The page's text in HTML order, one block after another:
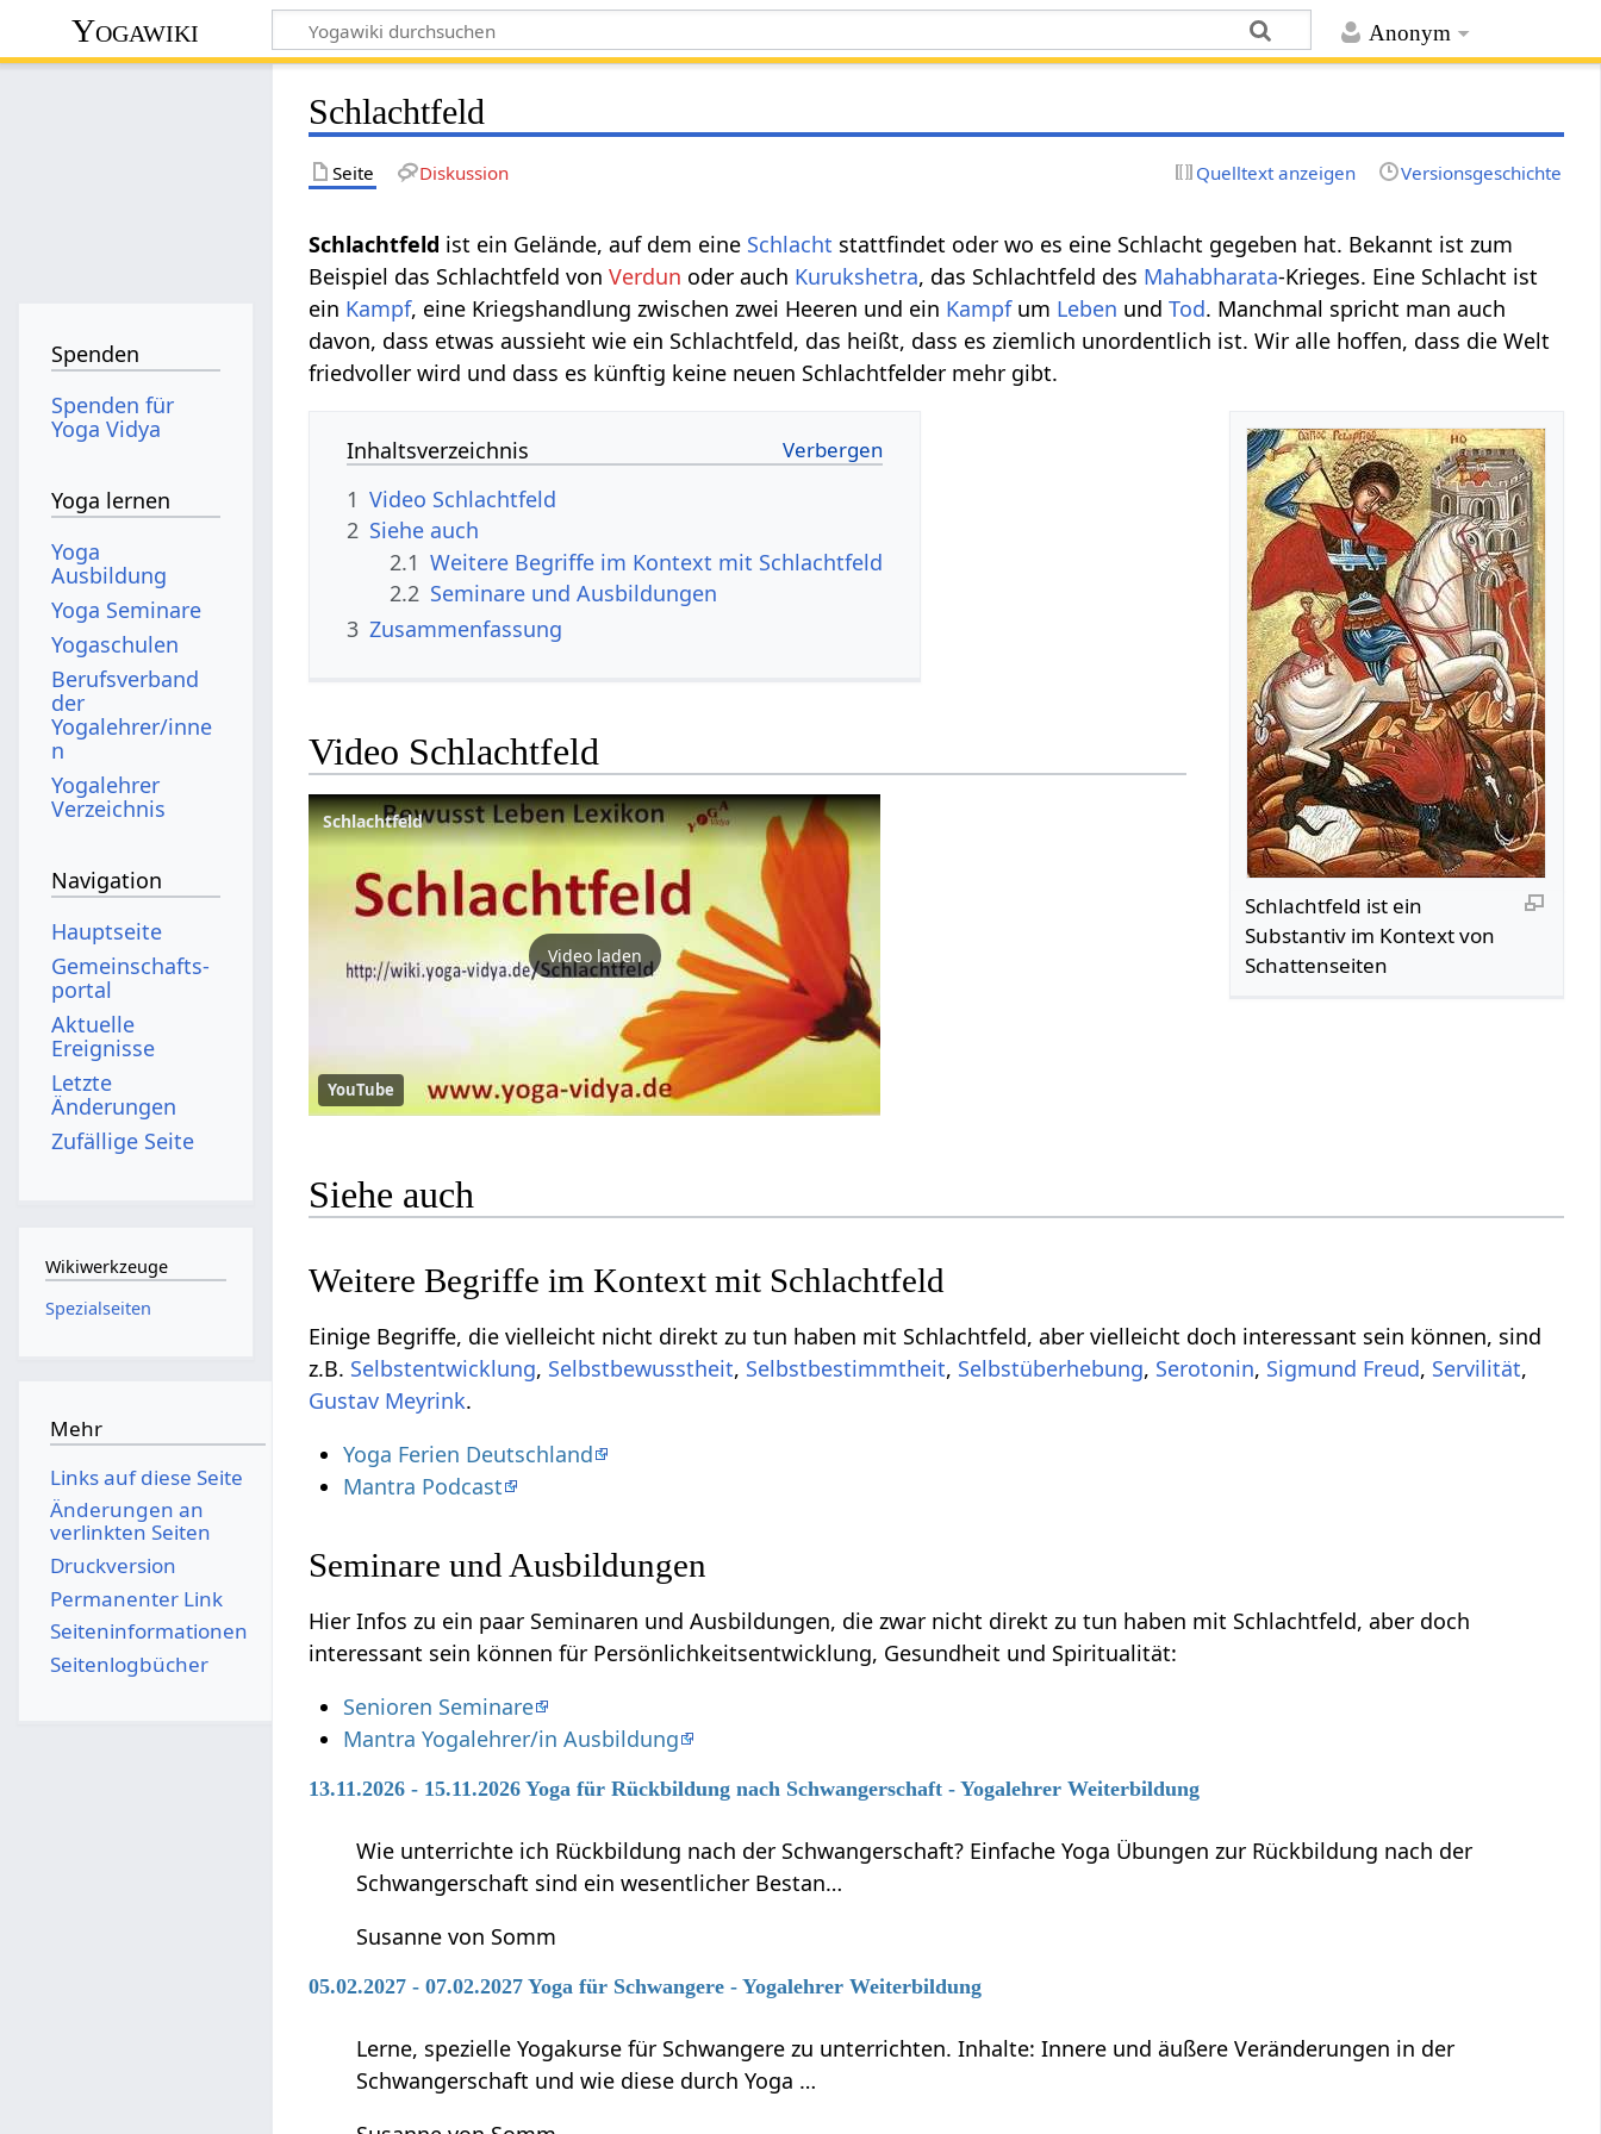
Anonym
Yogawiki
Schlachtfeld
Seite Diskussion Quelltext anzeigen Versionsgeschichte
ist ein Gelände, auf dem eine Schlacht stattfindet oder wo es eine Schlacht gegeben hat. Bekannt ist zum
Beispiel das Schlachtfeld vonVerdun oder auch Kurukshetra, das Schlachtfeld des Mahabharata-Krieges. Eine Schlacht ist
ein Kampf, eine Kriegshandlung zwischen zwei Heeren und ein Kampfum Leben undTod. Manchmal spricht man auch
davon, dass etwas aussieht wie ein Schlachtfeld, das heißt, dass es ziemlich unordentlich ist. Wir alle hoffen, dass die Welt
friedvoller wird und dass es künftig keine neuen Schlachtfelder mehr gibt.
Schlachtfeld‏‎ ist ein
Substantiv im Kontext von
Schattenseiten
Inhaltsverzeichnis
1 Video Schlachtfeld
2 Siehe auch
2.1
2.2 Seminare und Ausbildungen
3 Zusammenfassung
Video Schlachtfeld
Schlachtfeld
Video laden
YouTube
Siehe auch
Einige Begriffe, die vielleicht nicht direkt zu tun haben mit Schlachtfeld‏‎, aber vielleicht doch interessant sein können, sind
z.B.
, , , , , ,
,
Gustav Meyrink.
Yoga Ferien Deutschland
Mantra Podcast
Seminare und Ausbildungen
Hier Infos zu ein paar Seminaren und Ausbildungen, die zwar nicht direkt zu tun haben mit Schlachtfeld‏‎, aber doch
interessant sein können für Persönlichkeitsentwicklung, Gesundheit und Spiritualität:
Senioren Seminare
Mantra Yogalehrer/in Ausbildung
13.11.2026 - 15.11.2026 Yoga für Rückbildung nach Schwangerschaft - Yogalehrer Weiterbildung
Wie unterrichte ich Rückbildung nach der Schwangerschaft? Einfache Yoga Übungen zur Rückbildung nach der
Schwangerschaft sind ein wesentlicher Bestan…
Susanne von Somm
05.02.2027 - 07.02.2027 Yoga für Schwangere - Yogalehrer Weiterbildung
Lerne, spezielle Yogakurse für Schwangere zu unterrichten. Inhalte: Innere und äußere Veränderungen in der
Schwangerschaft und wie diese durch Yoga …
Spenden
Spenden für
Yoga Vidya
Yoga lernen
Yoga
Ausbildung
Yoga Seminare
Yogaschulen
Berufsverband
der
Yogalehrer/inne
n
Yogalehrer
Verzeichnis
Navigation
Hauptseite
Gemeinschafts­
portal
Aktuelle
Ereignisse
Letzte
Änderungen
Zufällige Seite
Wikiwerkzeuge
Spezialseiten
Mehr
Links auf diese Seite
Änderungen an
verlinkten Seiten
Druckversion
Permanenter Link
Seiten­­informationen
Seitenlogbücher